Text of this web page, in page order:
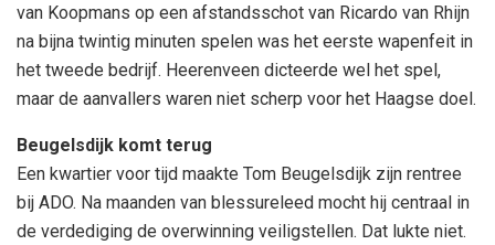
van Koopmans op een afstandsschot van Ricardo van Rhijn
na bijna twintig minuten spelen was het eerste wapenfeit in
het tweede bedrijf. Heerenveen dicteerde wel het spel,
maar de aanvallers waren niet scherp voor het Haagse doel.
Beugelsdijk komt terug
Een kwartier voor tijd maakte Tom Beugelsdijk zijn rentree
bij ADO. Na maanden van blessureleed mocht hij centraal in
de verdediging de overwinning veiligstellen. Dat lukte niet.